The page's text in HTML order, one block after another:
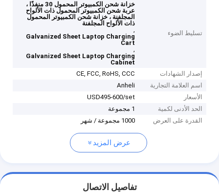
تسليط الضوء
خزانة شحن الكمبيوتر المحمول 30 منفذًا ،
عربة شحن الكمبيوتر المحمول ذات الألواح
المجلفنة ، خزانة شحن الكمبيوتر المحمول
ذات الألواح المجلفنة
,
Galvanized Sheet Laptop Charging
Cart
,
Galvanized Sheet Laptop Charging
Cabinet
إصدار الشهادات
CE, FCC, RoHS, CCC
اسم العلامة التجارية
Anheli
الأسعار
USD495-600/set
الحد الأدنى لكمية
1 مجموعة
القدرة على العرض
1000 مجموعة / شهر
عرض المزيد
تفاصيل الاتصال